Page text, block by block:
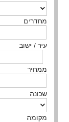
מחדרים
עיר / ישוב
ממחיר
שכונה
מקומה